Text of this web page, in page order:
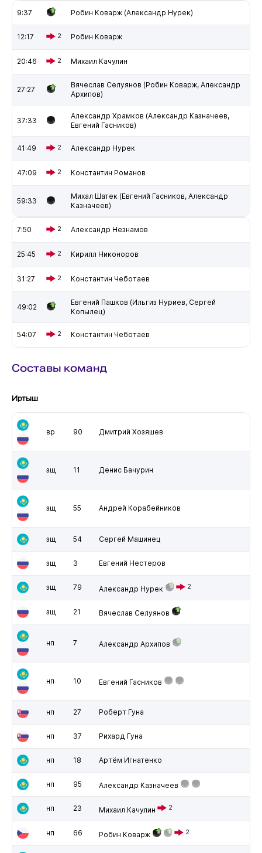
9:37 Робин Коварж (Александр Нурек)
12:17 2 Робин Коварж
20:46 2 Михаил Качулин
27:27
Вячеслав Селуянов (Робин Коварж, Александр
Архипов)
37:33
Александр Храмков (Александр Казначеев,
Евгений Гасников)
41:49 2 Александр Нурек
47:09 2 Константин Романов
59:33
Михал Шатек (Евгений Гасников, Александр
Казначеев)
7:50 2 Александр Незнамов
25:45 2 Кирилл Никоноров
31:27 2 Константин Чеботаев
49:02
Евгений Пашков (Ильгиз Нуриев, Сергей
Копылец)
54:07 2 Константин Чеботаев
Составы команд
Иртыш
вр 90 Дмитрий Хозяшев
зщ 11 Денис Бачурин
зщ 55 Андрей Корабейников
зщ 54 Сергей Машинец
зщ 3 Евгений Нестеров
зщ 79 Александр Нурек 2
зщ 21 Вячеслав Селуянов
нп 7 Александр Архипов
нп 10 Евгений Гасников
нп 27 Роберт Гуна
нп 37 Рихард Гуна
нп 18 Артём Игнатенко
нп 95 Александр Казначеев
нп 23 Михаил Качулин 2
нп 66 Робин Коварж 2